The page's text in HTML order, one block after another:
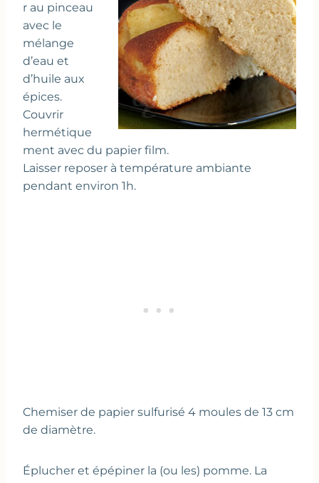
r au pinceau
avec le
mélange
d’eau et
d’huile aux
épices.
Couvrir
hermétique
ment avec du papier film.
Laisser reposer à température ambiante
pendant environ 1h.
Chemiser de papier sulfurisé 4 moules de 13 cm
de diamètre.
Éplucher et épépiner la (ou les) pomme. La